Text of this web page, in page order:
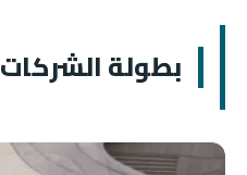
بطولة الشركات